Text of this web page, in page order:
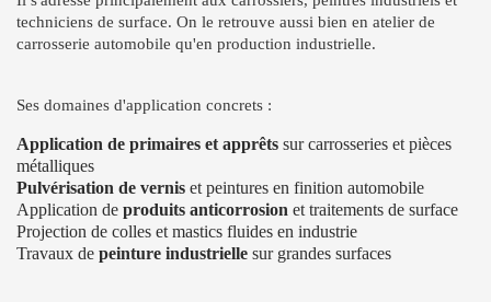
techniciens de surface. On le retrouve aussi bien en atelier de
carrosserie automobile qu'en production industrielle.
Ses domaines d'application concrets :
Application de primaires et apprêts sur carrosseries et pièces
métalliques
Pulvérisation de vernis et peintures en finition automobile
Application de produits anticorrosion et traitements de surface
Projection de colles et mastics fluides en industrie
Travaux de peinture industrielle sur grandes surfaces